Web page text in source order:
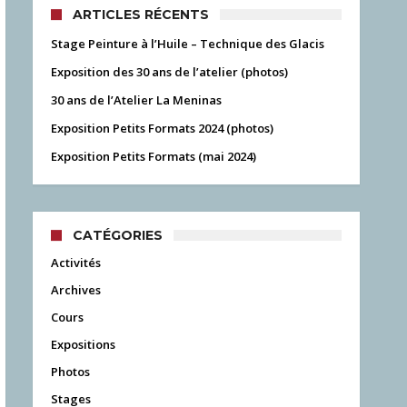
ARTICLES RÉCENTS
Stage Peinture à l’Huile – Technique des Glacis
Exposition des 30 ans de l’atelier (photos)
30 ans de l’Atelier La Meninas
Exposition Petits Formats 2024 (photos)
Exposition Petits Formats (mai 2024)
CATÉGORIES
Activités
Archives
Cours
Expositions
Photos
Stages